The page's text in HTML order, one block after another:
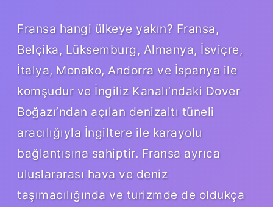
Fransa hangi ülkeye yakın? Fransa,
Belçika, Lüksemburg, Almanya, İsviçre,
İtalya, Monako, Andorra ve İspanya ile
komşudur ve İngiliz Kanalı’ndaki Dover
Boğazı’ndan açılan denizaltı tüneli
aracılığıyla İngiltere ile karayolu
bağlantısına sahiptir. Fransa ayrıca
uluslararası hava ve deniz
taşımacılığında ve turizmde de oldukça